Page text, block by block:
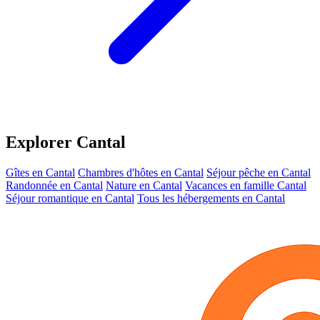
Explorer Cantal
Gîtes en Cantal Chambres d'hôtes en Cantal Séjour pêche en Cantal
Randonnée en Cantal Nature en Cantal Vacances en famille Cantal
Séjour romantique en Cantal Tous les hébergements en Cantal